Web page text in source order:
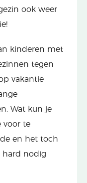
ook weer
kinderen met
tegen
vakantie
Wat kun je
voor te
en het toch
hard nodig